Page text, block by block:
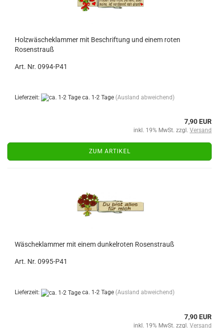
Holzwäscheklammer mit Beschriftung und einem roten
Rosenstrauß
Art. Nr. 0994-P41
Lieferzeit: ca. 1-2 Tage (Ausland abweichend)
7,90 EUR
inkl. 19% MwSt. zzgl. Versand
ZUM ARTIKEL
Wäscheklammer mit einem dunkelroten Rosenstrauß
Art. Nr. 0995-P41
Lieferzeit: ca. 1-2 Tage (Ausland abweichend)
7,90 EUR
inkl. 19% MwSt. zzgl. Versand